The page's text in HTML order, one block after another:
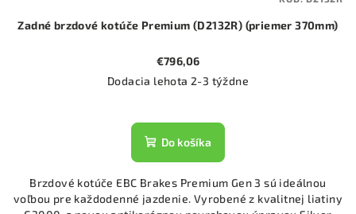
Zadné brzdové kotúče Premium (D2132R) (priemer 370mm)
€796,06
Dodacia lehota 2-3 týždne
Do košíka
Brzdové kotúče EBC Brakes Premium Gen 3 sú ideálnou
voľbou pre každodenné jazdenie. Vyrobené z kvalitnej liatiny